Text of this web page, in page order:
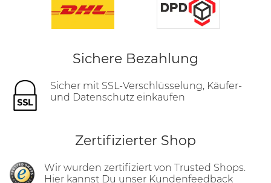
Sichere Bezahlung
Sicher mit SSL-Verschlüsselung, Käufer-
und Datenschutz einkaufen
Zertifizierter Shop
Wir wurden zertifiziert von Trusted Shops.
Hier kannst Du unser Kundenfeedback